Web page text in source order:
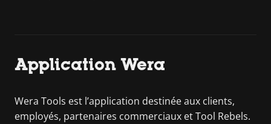
Application Wera
Wera Tools est l’application destinée aux clients,
employés, partenaires commerciaux et Tool Rebels.